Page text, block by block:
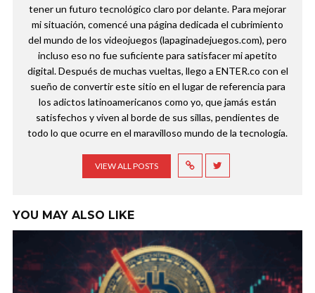
tener un futuro tecnológico claro por delante. Para mejorar
mi situación, comencé una página dedicada el cubrimiento
del mundo de los videojuegos (lapaginadejuegos.com), pero
incluso eso no fue suficiente para satisfacer mi apetito
digital. Después de muchas vueltas, llego a ENTER.co con el
sueño de convertir este sitio en el lugar de referencia para
los adictos latinoamericanos como yo, que jamás están
satisfechos y viven al borde de sus sillas, pendientes de
todo lo que ocurre en el maravilloso mundo de la tecnología.
VIEW ALL POSTS
YOU MAY ALSO LIKE